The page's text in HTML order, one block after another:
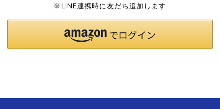
※LINE連携時に友だち追加します